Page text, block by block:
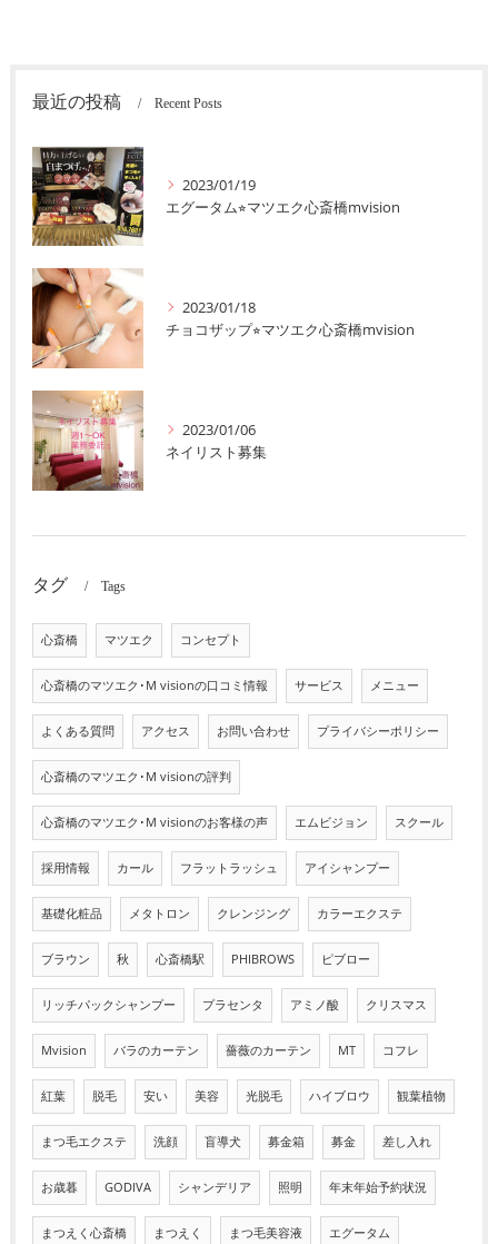
最近の投稿 Recent Posts
2023/01/19
エグータム⭐︎マツエク心斎橋mvision
2023/01/18
チョコザップ⭐︎マツエク心斎橋mvision
2023/01/06
ネイリスト募集
タグ Tags
心斎橋 マツエク コンセプト
心斎橋のマツエク･M visionの口コミ情報 サービス メニュー
よくある質問 アクセス お問い合わせ プライバシーポリシー
心斎橋のマツエク･M visionの評判
心斎橋のマツエク･M visionのお客様の声 エムビジョン スクール
採用情報 カール フラットラッシュ アイシャンプー
基礎化粧品 メタトロン クレンジング カラーエクステ
ブラウン 秋 心斎橋駅 PHIBROWS ピブロー
リッチパックシャンプー プラセンタ アミノ酸 クリスマス
Mvision バラのカーテン 薔薇のカーテン MT コフレ
紅葉 脱毛 安い 美容 光脱毛 ハイブロウ 観葉植物
まつ毛エクステ 洗顔 盲導犬 募金箱 募金 差し入れ
お歳暮 GODIVA シャンデリア 照明 年末年始予約状況
まつえく心斎橋 まつえく まつ毛美容液 エグータム